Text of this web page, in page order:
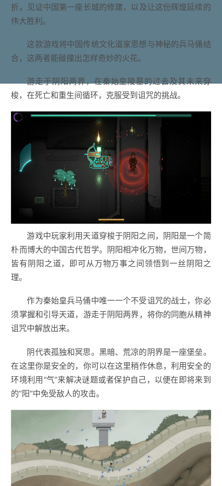
折。见证中国第一座长城的修建，以及让这份辉煌延续的
伟大胜利。
这款游戏将中国传统文化道家思想与神秘的兵马俑结
合，这两者能碰撞出怎样奇妙的火花。
游走于阴阳两界，在秦始皇陵墓的过去及其未来穿
梭，在死亡和重生间循环，克服受到诅咒的挑战。
游戏中玩家利用天道穿梭于阴阳之间，阴阳是一个简
朴而博大的中国古代哲学。阴阳相冲化万物，世间万物，
皆有阴阳之道，即可从万物万事之间领悟到一丝阴阳之
理。
作为秦始皇兵马俑中唯一一个不受诅咒的战士，你必
须掌握和引导天道，游走于阴阳两界，将你的同胞从精神
诅咒中解放出来。
阴代表孤独和冥思。黑暗、荒凉的阴界是一座堡垒。
在这里你是安全的，你可以在这里稍作休息，利用安全的
环境利用“气”来解决谜题或者保护自己，以便在即将来到
的“阳”中免受敌人的攻击。